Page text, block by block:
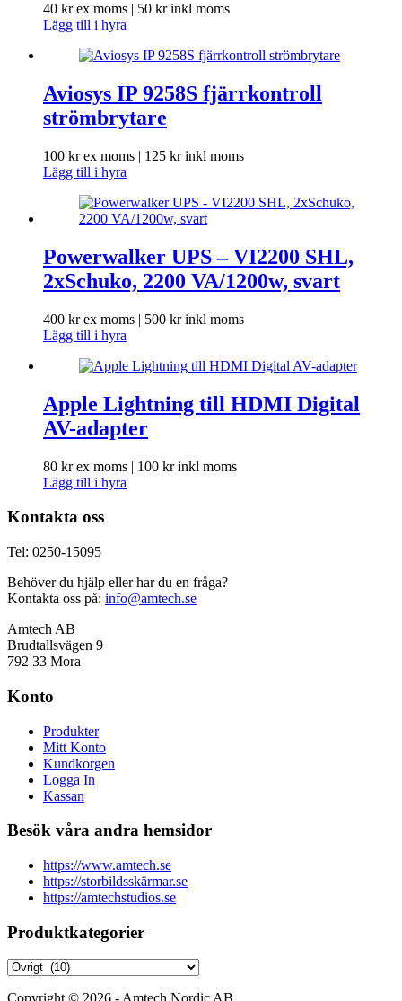
40 krex moms | 50 krinkl moms
Lägg till i hyra
Aviosys IP 9258S fjärrkontroll
strömbrytare
100 krex moms | 125 krinkl moms
Lägg till i hyra
Powerwalker UPS – VI2200 SHL,
2xSchuko, 2200 VA/1200w, svart
400 krex moms | 500 krinkl moms
Lägg till i hyra
Apple Lightning till HDMI Digital
AV-adapter
80 krex moms | 100 krinkl moms
Lägg till i hyra
Kontakta oss
Tel: 0250-15095
Behöver du hjälp eller har du en fråga?
Kontakta oss på: info@amtech.se
Amtech AB
Brudtallsvägen 9
792 33 Mora
Konto
Produkter
Mitt Konto
Kundkorgen
Logga In
Kassan
Besök våra andra hemsidor
https://www.amtech.se
https://storbildsskärmar.se
https://amtechstudios.se
Produktkategorier